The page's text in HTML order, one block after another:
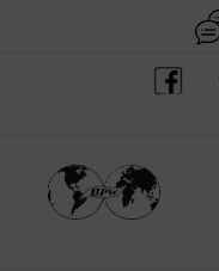
BPW
Austria